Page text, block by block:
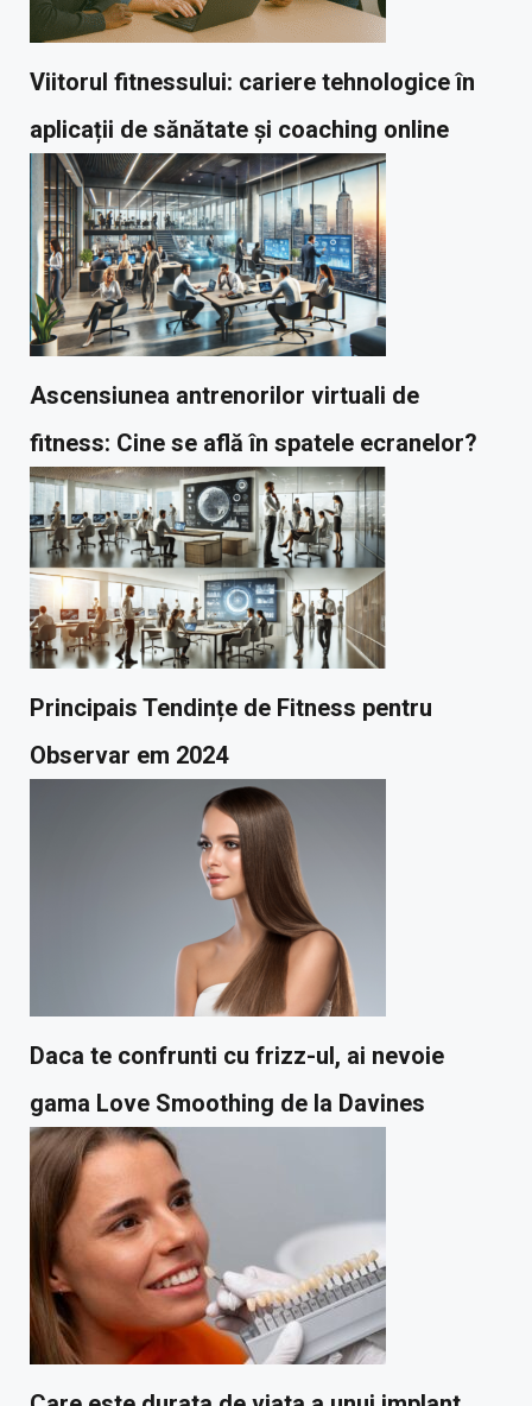
Viitorul fitnessului: cariere tehnologice în
aplicații de sănătate și coaching online
Ascensiunea antrenorilor virtuali de
fitness: Cine se află în spatele ecranelor?
Principais Tendințe de Fitness pentru
Observar em 2024
Daca te confrunti cu frizz-ul, ai nevoie
gama Love Smoothing de la Davines